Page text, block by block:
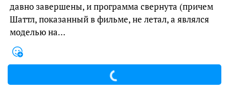
давно завершены, и программа свернута (причем
Шаттл, показанный в фильме, не летал, а являлся
моделью на…